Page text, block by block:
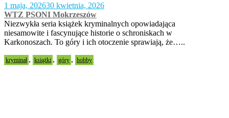
1 maja, 202630 kwietnia, 2026
WTZ PSONI Mokrzeszów
Niezwykła seria książek kryminalnych opowiadająca
niesamowite i fascynujące historie o schroniskach w
Karkonoszach. To góry i ich otoczenie sprawiają, że…..
kryminał , książki , góry , hobby